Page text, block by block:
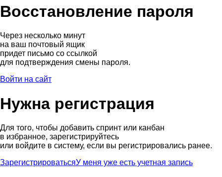
Восстановление пароля
Через несколько минут
на ваш почтовый ящик
придет письмо со ссылкой
для подтверждения смены пароля.
Войти на сайт
Нужна регистрация
Для того, чтобы добавить спринт или канбан
в избранное, зарегистрируйтесь
или войдите в систему, если вы регистрировались ранее.
ЗарегистрироватьсяУ меня уже есть учетная запись